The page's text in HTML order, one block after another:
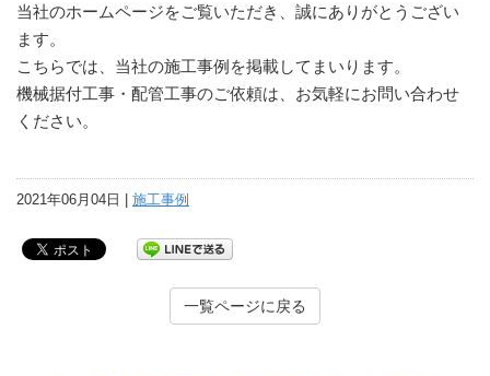
当社のホームページをご覧いただき、誠にありがとうござい
ます。
こちらでは、当社の施工事例を掲載してまいります。
機械据付工事・配管工事のご依頼は、お気軽にお問い合わせ
ください。
2021年06月04日 | 施工事例
一覧ページに戻る